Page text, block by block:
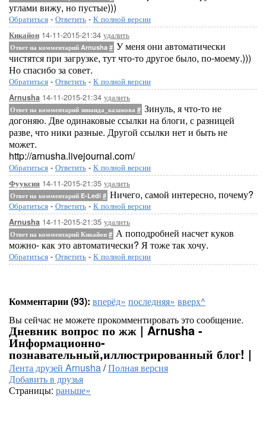
углами вижу, но пустые)))
Обратиться - Ответить - К полной версии
Кикайон 14-11-2015-21:34 удалить
Ответ на комментарий Arnusha # У меня они автоматически
чистятся при загрузке, тут что-то другое было, по-моему.)))
Но спасибо за совет.
Обратиться - Ответить - К полной версии
Arnusha 14-11-2015-21:34 удалить
Ответ на комментарий зинаида_казакова # Зинуль, я что-то не
догоняю. Две одинаковые ссылки на блоги, с разницей
разве, что ники разные. Другой ссылки нет и быть не
может.
http://arnusha.livejournal.com/
Обратиться - Ответить - К полной версии
Фууксия 14-11-2015-21:35 удалить
Ответ на комментарий E-Ledi # Ничего, самой интересно, почему?
Обратиться - Ответить - К полной версии
Arnusha 14-11-2015-21:35 удалить
Ответ на комментарий Кикайон # А поподробней насчет куков
можно- как это автоматически? Я тоже так хочу.
Обратиться - Ответить - К полной версии
Комментарии (93): вперёд» последняя» вверх^
Вы сейчас не можете прокомментировать это сообщение.
Дневник вопрос по жж | Arnusha -
Информационно-
познавательный,иллюстрированный блог! |
Лента друзей Arnusha/Полная версия
Добавить в друзья
Страницы: раньше»